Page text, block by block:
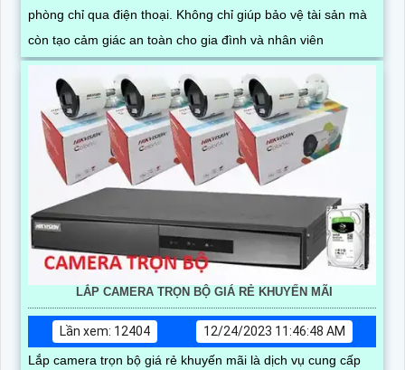
phòng chỉ qua điện thoại. Không chỉ giúp bảo vệ tài sản mà
còn tạo cảm giác an toàn cho gia đình và nhân viên
LẮP CAMERA TRỌN BỘ GIÁ RẺ KHUYẾN MÃI
Lần xem: 12404
12/24/2023 11:46:48 AM
Lắp camera trọn bộ giá rẻ khuyến mãi là dịch vụ cung cấp